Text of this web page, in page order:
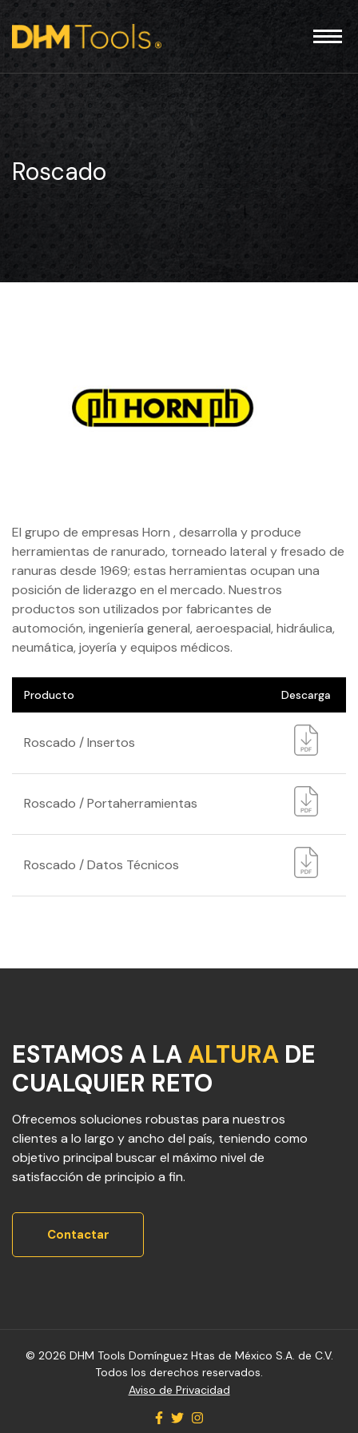
Roscado
El grupo de empresas Horn , desarrolla y produce
herramientas de ranurado, torneado lateral y fresado de
ranuras desde 1969; estas herramientas ocupan una
posición de liderazgo en el mercado. Nuestros
productos son utilizados por fabricantes de
automoción, ingeniería general, aeroespacial, hidráulica,
neumática, joyería y equipos médicos.
Producto Descarga
Roscado / Insertos
Roscado / Portaherramientas
Roscado / Datos Técnicos
ESTAMOS A LAALTURA DE
CUALQUIER RETO
Ofrecemos soluciones robustas para nuestros
clientes a lo largo y ancho del país, teniendo como
objetivo principal buscar el máximo nivel de
satisfacción de principio a fin.
Contactar
© 2026 DHM Tools Domínguez Htas de México S.A. de C.V.
Todos los derechos reservados.
Aviso de Privacidad